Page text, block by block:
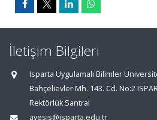
İletişim Bilgileri
Isparta Uygulamalı Bilimler
Bahçelievler Mh. 143. Cd. No:2
Rektörlük Santral
avesis@isparta.edu.tr